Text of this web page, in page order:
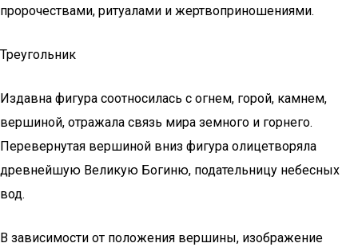
пророчествами, ритуалами и жертвоприношениями.
Треугольник
Издавна фигура соотносилась с огнем, горой, камнем,
вершиной, отражала связь мира земного и горнего.
Перевернутая вершиной вниз фигура олицетворяла
древнейшую Великую Богиню, подательницу небесных
вод.
В зависимости от положения вершины, изображение